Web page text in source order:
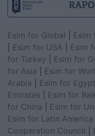
Esim for Global Esim
Esim for USA Esim
for Turkey
Esim for
for Asia
Esim for
Arabia
Esim for Egypt
Emirates
Esim for
for China
Esim for
Esim for Latin America
Cooperation Council